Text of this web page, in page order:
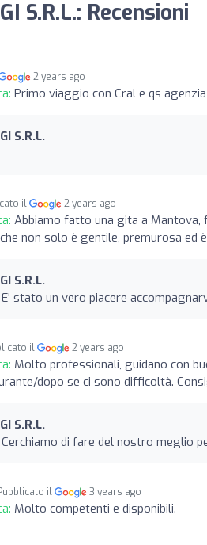
S.R.L.: Recensioni
2 years ago
Primo viaggio con Cral e qs
S.R.L.
il 2 years ago
Abbiamo fatto una gita a Mantova,
non solo è gentile, premurosa ed
S.R.L.
stato un vero piacere
il 2 years ago
Molto professionali, guidano con
dopo se ci sono difficoltà.
S.R.L.
di fare del nostro meglio
il 3 years ago
Molto competenti e disponibili.